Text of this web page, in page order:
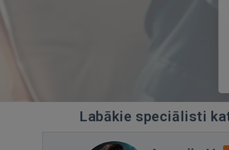
Labākie speciālisti